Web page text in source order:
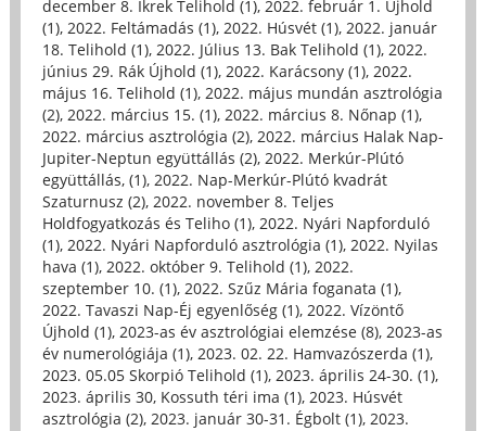
december 8. Ikrek Telihold (1), 2022. február 1. Újhold
(1), 2022. Feltámadás (1), 2022. Húsvét (1), 2022. január
18. Telihold (1), 2022. Július 13. Bak Telihold (1), 2022.
június 29. Rák Újhold (1), 2022. Karácsony (1), 2022.
május 16. Telihold (1), 2022. május mundán asztrológia
(2), 2022. március 15. (1), 2022. március 8. Nőnap (1),
2022. március asztrológia (2), 2022. március Halak Nap-
Jupiter-Neptun együttállás (2), 2022. Merkúr-Plútó
együttállás, (1), 2022. Nap-Merkúr-Plútó kvadrát
Szaturnusz (2), 2022. november 8. Teljes
Holdfogyatkozás és Teliho (1), 2022. Nyári Napforduló
(1), 2022. Nyári Napforduló asztrológia (1), 2022. Nyilas
hava (1), 2022. október 9. Telihold (1), 2022.
szeptember 10. (1), 2022. Szűz Mária foganata (1),
2022. Tavaszi Nap-Éj egyenlőség (1), 2022. Vízöntő
Újhold (1), 2023-as év asztrológiai elemzése (8), 2023-as
év numerológiája (1), 2023. 02. 22. Hamvazószerda (1),
2023. 05.05 Skorpió Telihold (1), 2023. április 24-30. (1),
2023. április 30, Kossuth téri ima (1), 2023. Húsvét
asztrológia (2), 2023. január 30-31. Égbolt (1), 2023.